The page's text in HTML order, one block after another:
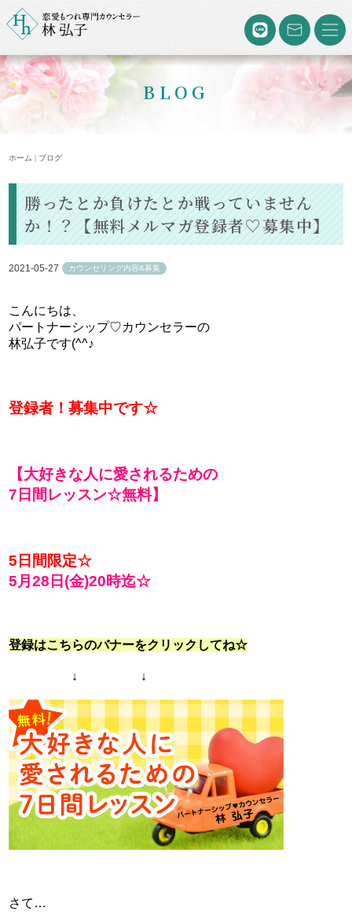
BLOG
ホーム | ブログ
勝ったとか負けたとか戦っていません
か！？【無料メルマガ登録者♡募集中】
2021-05-27 カウンセリング内容&募集
こんにちは、
パートナーシップ♡カウンセラーの
林弘子です(^^♪
登録者！募集中です☆
【大好きな人に愛されるための
7日間レッスン☆無料】
5日間限定☆
5月28日(金)20時迄☆
登録はこちらのバナーをクリックしてね☆
↓ ↓
さて…